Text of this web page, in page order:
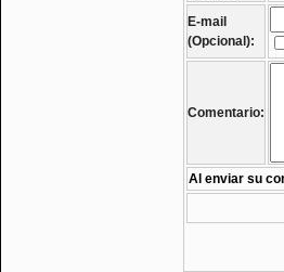
E-mail
(Opcional):
Comentario:
Al enviar su